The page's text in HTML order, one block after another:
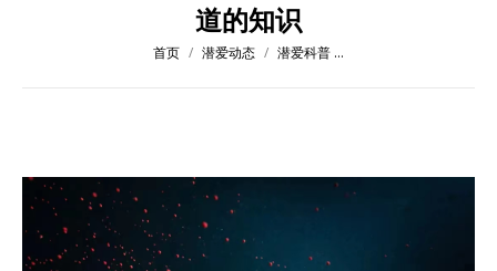
道的知识
您在这里：
首页 潜爱动态 潜爱科普 …